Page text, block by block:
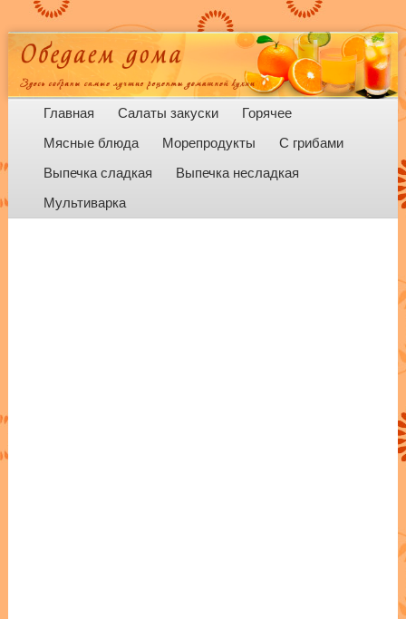
Menu
Skip to content
Главная Салаты закуски
Горячее
Мясные блюда
Морепродукты
С грибами
Выпечка сладкая
Выпечка несладкая
Мультиварка